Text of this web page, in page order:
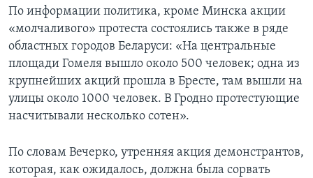
По информации политика, кроме Минска акции
«молчаливого» протеста состоялись также в ряде
областных городов Беларуси: «На центральные
площади Гомеля вышло около 500 человек; одна из
крупнейших акций прошла в Бресте, там вышли на
улицы около 1000 человек. В Гродно протестующие
насчитывали несколько сотен».
По словам Вечерко, утренняя акция демонстрантов,
которая, как ожидалось, должна была сорвать